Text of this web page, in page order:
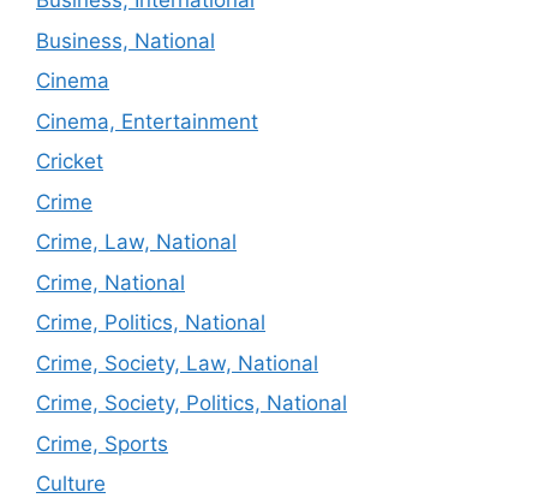
Business, National
Cinema
Cinema, Entertainment
Cricket
Crime
Crime, Law, National
Crime, National
Crime, Politics, National
Crime, Society, Law, National
Crime, Society, Politics, National
Crime, Sports
Culture